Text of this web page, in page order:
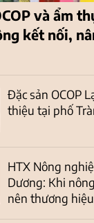
và ẩm
kết nối,
Đặc sản OCOP
thiệu tại phố
HTX Nông
Dương: Khi
nên thương hiệu